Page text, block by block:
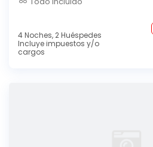
4 Noches, 2 Huéspedes
Incluye impuestos y/o
cargos